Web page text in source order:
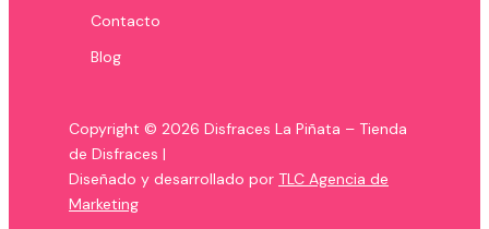
Contacto
Blog
Copyright © 2026 Disfraces La Piñata – Tienda
de Disfraces |
Diseñado y desarrollado por TLC Agencia de
Marketing